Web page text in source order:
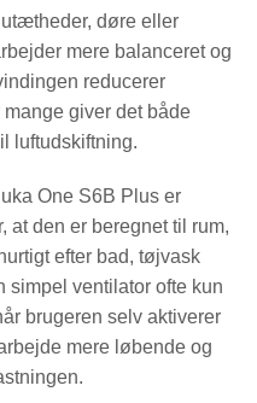
døre eller
mere balanceret og
reducerer
giver det både
luftudskiftning.
One S6B Plus er
at den er beregnet til rum,
efter bad, tøjvask
simpel ventilator ofte kun
brugeren selv aktiverer
mere løbende og